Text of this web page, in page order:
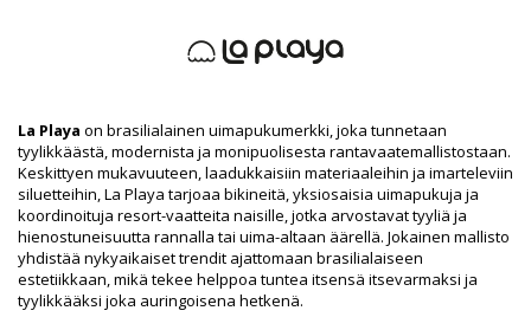
Paketti sisältää: 1 x Hame (Muut tarvikkeet eivät sisälly
EAN: XS (7899918239571), S (7899670448815), M (7899670448822),
L (7899670448839), XL (7899670448846), XXL (7899670448853),
XXXL (7899670448860)
Toimittajan viite: 3402130
Paino: 95g / 0.21lb / 3.35oz
Kuviointi ei ole tarkka ja voi vaihdella muotoilun mukaan
Retusoituja kuvia
Pesu- ja hoito-ohjeet
Hoito-ohjeet: La Playa Shorts Solar
La Playa on brasilialainen uimapukumerkki, joka tunnetaan
tyylikkäästä, modernista ja monipuolisesta rantavaatemallistostaan.
Keskittyen mukavuuteen, laadukkaisiin materiaaleihin ja imarteleviin
siluetteihin, La Playa tarjoaa bikineitä, yksiosaisia uimapukuja ja
koordinoituja resort-vaatteita naisille, jotka arvostavat tyyliä ja
hienostuneisuutta rannalla tai uima-altaan äärellä. Jokainen mallisto
yhdistää nykyaikaiset trendit ajattomaan brasilialaiseen
estetiikkaan, mikä tekee helppoa tuntea itsensä itsevarmaksi ja
tyylikkääksi joka auringoisena hetkenä.